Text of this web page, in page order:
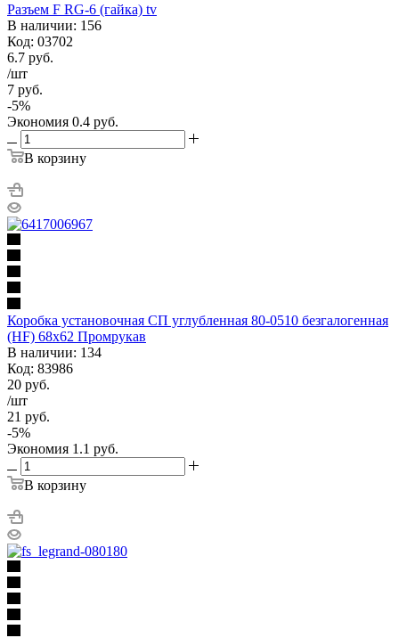
Разъем F RG-6 (гайка) tv
В наличии: 156
Код: 03702
6.7 руб.
/шт
7 руб.
-5%
Экономия 0.4 руб.
В корзину
Коробка установочная СП углубленная 80-0510 безгалогенная
(HF) 68х62 Промрукав
В наличии: 134
Код: 83986
20 руб.
/шт
21 руб.
-5%
Экономия 1.1 руб.
В корзину